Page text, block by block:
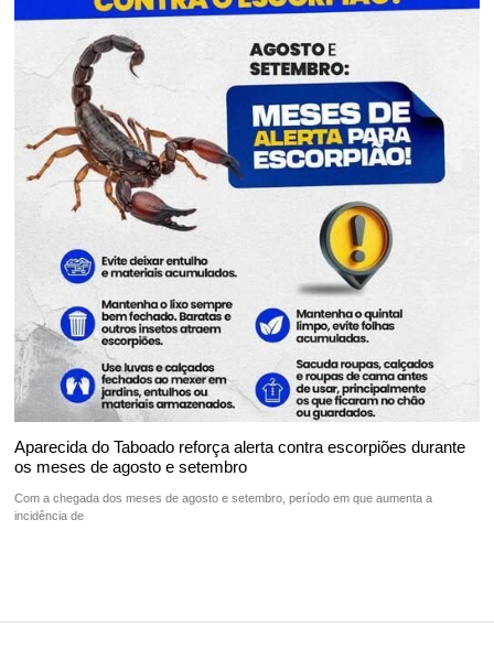
Aparecida do Taboado reforça alerta contra escorpiões durante
os meses de agosto e setembro
Com a chegada dos meses de agosto e setembro, período em que aumenta a
incidência de